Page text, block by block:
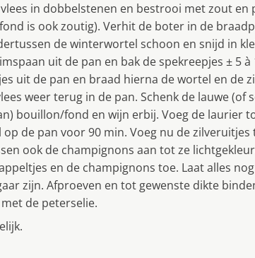
in dobbelstenen en bestrooi met zout
is ook zoutig). Verhit de boter in de
de winterwortel schoon en snijd in
uit de pan en bak de spekreepjes ± 5
uit de pan en braad hierna de wortel en de
weer terug in de pan. Schenk de lauwe (of
bouillon/fond en wijn erbij. Voeg de laurier
op de pan voor 90 min. Voeg nu de
ook de champignons aan tot ze
en de champignons toe. Laat alles
zijn. Afproeven en tot gewenste dikte
de peterselie.